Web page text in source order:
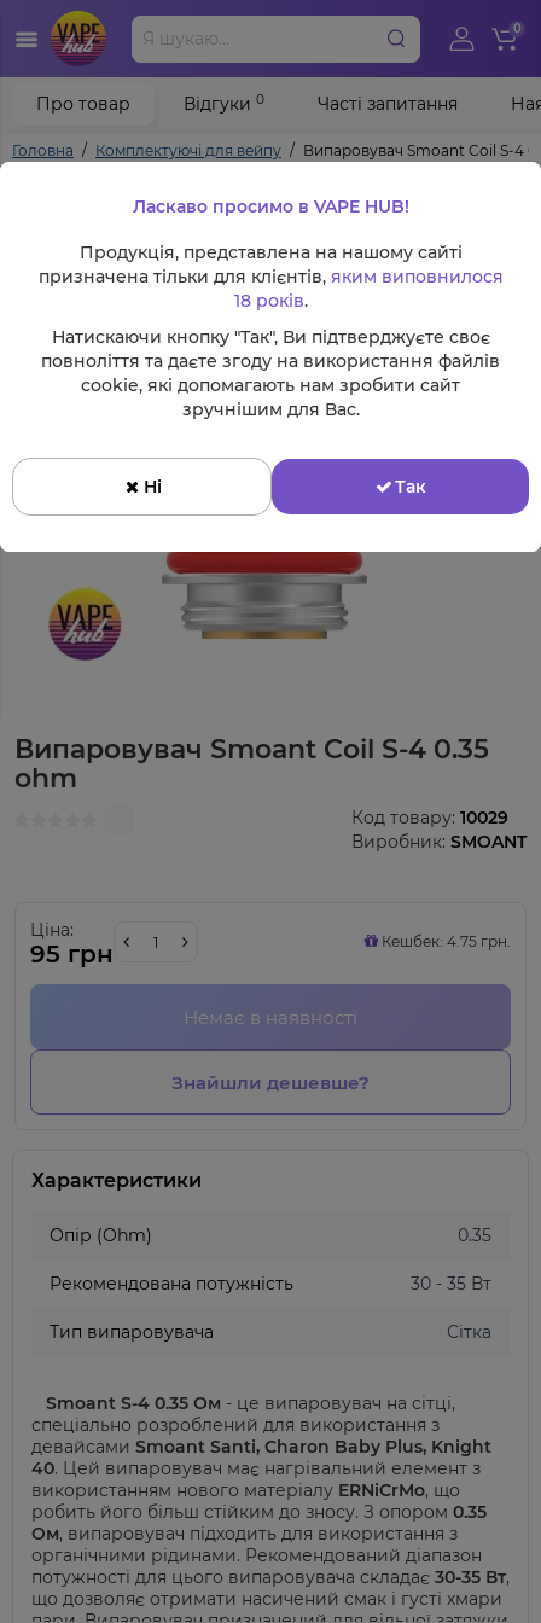
0
Головна Комплектуючі для вейпу Випаровувач Smoant Coil S-4
Випаровувач Smoant Coil S-4 0.35
ohm
Виробник: SMOANT
Код товару: 10029
Ціна:
95 грн Кешбек: 4.75 грн.
Немає в наявності
Знайшли дешевше?
Про товар Відгуки 0 Часті запитання
Характеристики
Опір (Ohm) 0.35
Рекомендована потужність 30 - 35 Вт
Тип випаровувача Сітка
Smoant S-4 0.35 Ом - це випаровувач на сітці,
спеціально розроблений для використання з
девайсами Smoant Santi, Charon Baby Plus, Knight
40. Цей випаровувач має нагрівальний елемент з
використанням нового матеріалу ERNiCrMo, що
робить його більш стійким до зносу. З опором 0.35
Ом, випаровувач підходить для використання з
органічними рідинами. Рекомендований діапазон
потужності для цього випаровувача складає 30-35 Вт,
що дозволяє отримати насичений смак і густі хмари
Ласкаво просимо в VAPE HUB!
Продукція, представлена на нашому сайті
призначена тільки для клієнтів, яким виповнилося
18 років.
Натискаючи кнопку "Так", Ви підтверджуєте своє
повноліття та даєте згоду на використання файлів
cookie, які допомагають нам зробити сайт
зручнішим для Вас.
Ні Так